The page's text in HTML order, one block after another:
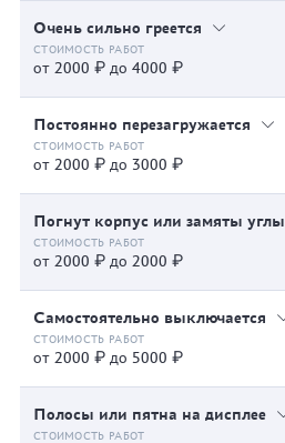
Очень сильно греется
от 2000 ₽ до 4000 ₽
Постоянно перезагружается
от 2000 ₽ до 3000 ₽
Погнут корпус или замяты углы
от 2000 ₽ до 2000 ₽
Самостоятельно выключается
от 2000 ₽ до 5000 ₽
Полосы или пятна на дисплее